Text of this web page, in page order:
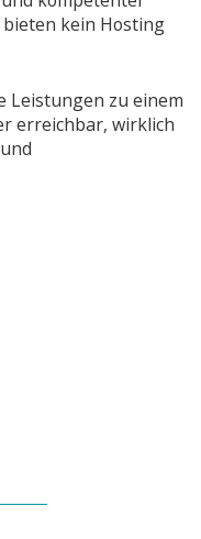
kein Hosting
Leistungen zu einem
erreichbar, wirklich